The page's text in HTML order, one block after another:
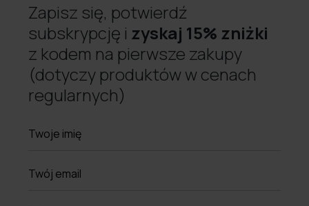
Zapisz się, potwierdź
subskrypcję i zyskaj 15% zniżki
z kodem na pierwsze zakupy
(dotyczy produktów w cenach
regularnych)